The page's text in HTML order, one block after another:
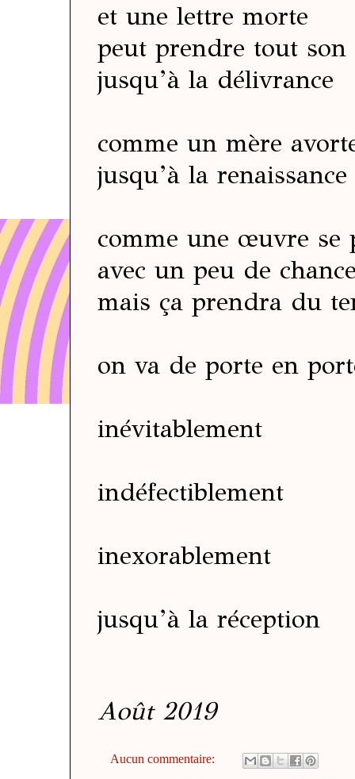
et une lettre morte
peut prendre tout
jusqu’à la délivrance
comme un mère
jusqu’à la renaissance
comme une œuvre se
avec un peu de
mais ça prendra du
on va de porte en
inévitablement
indéfectiblement
inexorablement
jusqu’à la réception
Août 2019
Aucun commentaire: